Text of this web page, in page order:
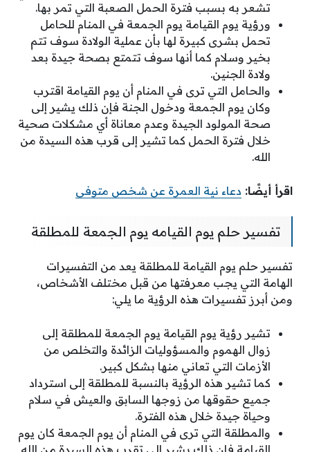
تشعر به بسبب فترة الحمل الصعبة التي تمر بها.
ورؤية يوم القيامة يوم الجمعة في المنام للحامل
تحمل بشرى كبيرة لها بأن عملية الولادة سوف تتم
بخير وسلام كما أنها سوف تتمتع بصحة جيدة بعد
ولادة الجنين.
والحامل التي ترى في المنام أن يوم القيامة اقترب
وكان يوم الجمعة ودخول الجنة فإن ذلك يشير إلى
صحة المولود الجيدة وعدم معاناة أي مشكلات صحية
خلال فترة الحمل كما تشير إلى قرب هذه السيدة من
الله.
اقرأ أيضًا: دعاء نية العمرة عن شخص متوفى
تفسير حلم يوم القيامه يوم الجمعة للمطلقة
تفسير حلم يوم القيامة للمطلقة يعد من التفسيرات
الهامة التي يجب معرفتها من قبل مختلف الأشخاص،
ومن أبرز تفسيرات هذه الرؤية ما يلي:
تشير رؤية يوم القيامة يوم الجمعة للمطلقة إلى
زوال الهموم والمسؤوليات الزائدة والتخلص من
الأزمات التي تعاني منها بشكل كبير.
كما تشير هذه الرؤية بالنسبة للمطلقة إلى استرداد
جميع حقوقها من زوجها السابق والعيش في سلام
وحياة جيدة خلال هذه الفترة.
والمطلقة التي ترى في المنام أن يوم الجمعة كان يوم